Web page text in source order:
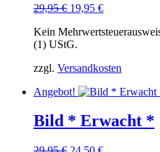
29,95€ Ursprünglicher
war:
29,95 €
19,95 €Aktueller
ist:
Kein
(1) UStG.
zzgl. Versandkosten
Angebot!
Bild * Erwacht *